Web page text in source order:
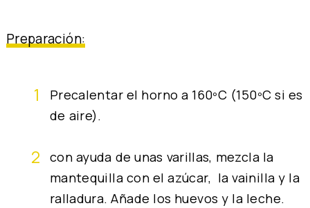
Preparación:
Precalentar el horno a 160ºC (150ºC si es
de aire).
con ayuda de unas varillas, mezcla la
mantequilla con el azúcar, la vainilla y la
ralladura. Añade los huevos y la leche.